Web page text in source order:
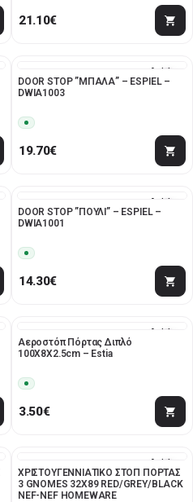
21.10€
Add to
wishlist
DOOR STOP ”ΜΠΑΛΑ” – ESPIEL –
DWIA1003
19.70€
Add to
wishlist
DOOR STOP ”ΠΟΥΛΙ” – ESPIEL –
DWIA1001
14.30€
Add to
Αεροστόπ Πόρτας Διπλό
100X8X2.5cm – Estia
3.50€
Add to
wishlist
ΧΡΙΣΤΟΥΓΕΝΝΙΑΤΙΚΟ ΣΤΟΠ ΠΟΡΤΑΣ
3 GNOMES 32X89 RED/GREY/BLACK
NEF-NEF HOMEWARE